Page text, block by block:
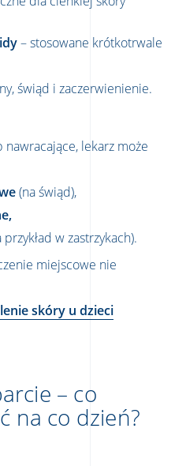
– stosowane krótkotrwale
świąd i zaczerwienienie.
nawracające, lekarz może
(na świąd),
przykład w zastrzykach).
miejscowe nie
skóry u dzieci
– co
na co dzień?